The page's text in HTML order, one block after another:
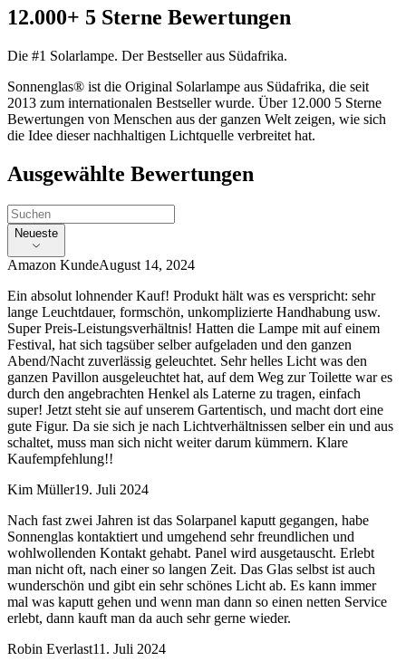
12.000+ 5 Sterne Bewertungen
Die #1 Solarlampe. Der Bestseller aus Südafrika.
Sonnenglas® ist die Original Solarlampe aus Südafrika, die seit
2013 zum internationalen Bestseller wurde. Über 12.000 5 Sterne
Bewertungen von Menschen aus der ganzen Welt zeigen, wie sich
die Idee dieser nachhaltigen Lichtquelle verbreitet hat.
Ausgewählte Bewertungen
Neueste
Amazon KundeAugust 14, 2024
Ein absolut lohnender Kauf! Produkt hält was es verspricht: sehr
lange Leuchtdauer, formschön, unkomplizierte Handhabung usw.
Super Preis-Leistungsverhältnis! Hatten die Lampe mit auf einem
Festival, hat sich tagsüber selber aufgeladen und den ganzen
Abend/Nacht zuverlässig geleuchtet. Sehr helles Licht was den
ganzen Pavillon ausgeleuchtet hat, auf dem Weg zur Toilette war es
durch den angebrachten Henkel als Laterne zu tragen, einfach
super! Jetzt steht sie auf unserem Gartentisch, und macht dort eine
gute Figur. Da sie sich je nach Lichtverhältnissen selber ein und aus
schaltet, muss man sich nicht weiter darum kümmern. Klare
Kaufempfehlung!!
Kim Müller19. Juli 2024
Nach fast zwei Jahren ist das Solarpanel kaputt gegangen, habe
Sonnenglas kontaktiert und umgehend sehr freundlichen und
wohlwollenden Kontakt gehabt. Panel wird ausgetauscht. Erlebt
man nicht oft, nach einer so langen Zeit. Das Glas selbst ist auch
wunderschön und gibt ein sehr schönes Licht ab. Es kann immer
mal was kaputt gehen und wenn man dann so einen netten Service
erlebt, dann kauft man da auch sehr gerne wieder.
Robin Everlast11. Juli 2024